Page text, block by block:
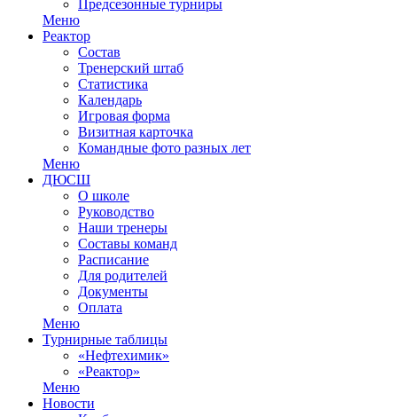
Предсезонные турниры
Меню
Реактор
Состав
Тренерский штаб
Статистика
Календарь
Игровая форма
Визитная карточка
Командные фото разных лет
Меню
ДЮСШ
О школе
Руководство
Наши тренеры
Составы команд
Расписание
Для родителей
Документы
Оплата
Меню
Турнирные таблицы
«Нефтехимик»
«Реактор»
Меню
Новости